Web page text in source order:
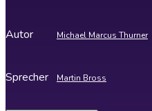
Autor Michael Marcus Thurner
Sprecher Martin Bross